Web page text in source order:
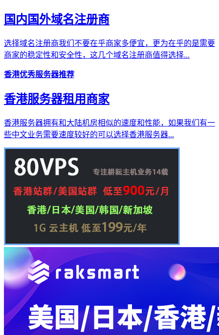
国内国外域名注册商
选择域名注册商我们不要在乎商家多便宜，更为在乎的是需要
商家的稳定性和安全性，这几个域名注册商值得选择...
香港优秀服务器推荐
香港服务器租用商家
香港服务器拥有和大陆机房相似的速度和性能，如果我们有一
些中文业务需要速度较好的可以选择香港服务器...